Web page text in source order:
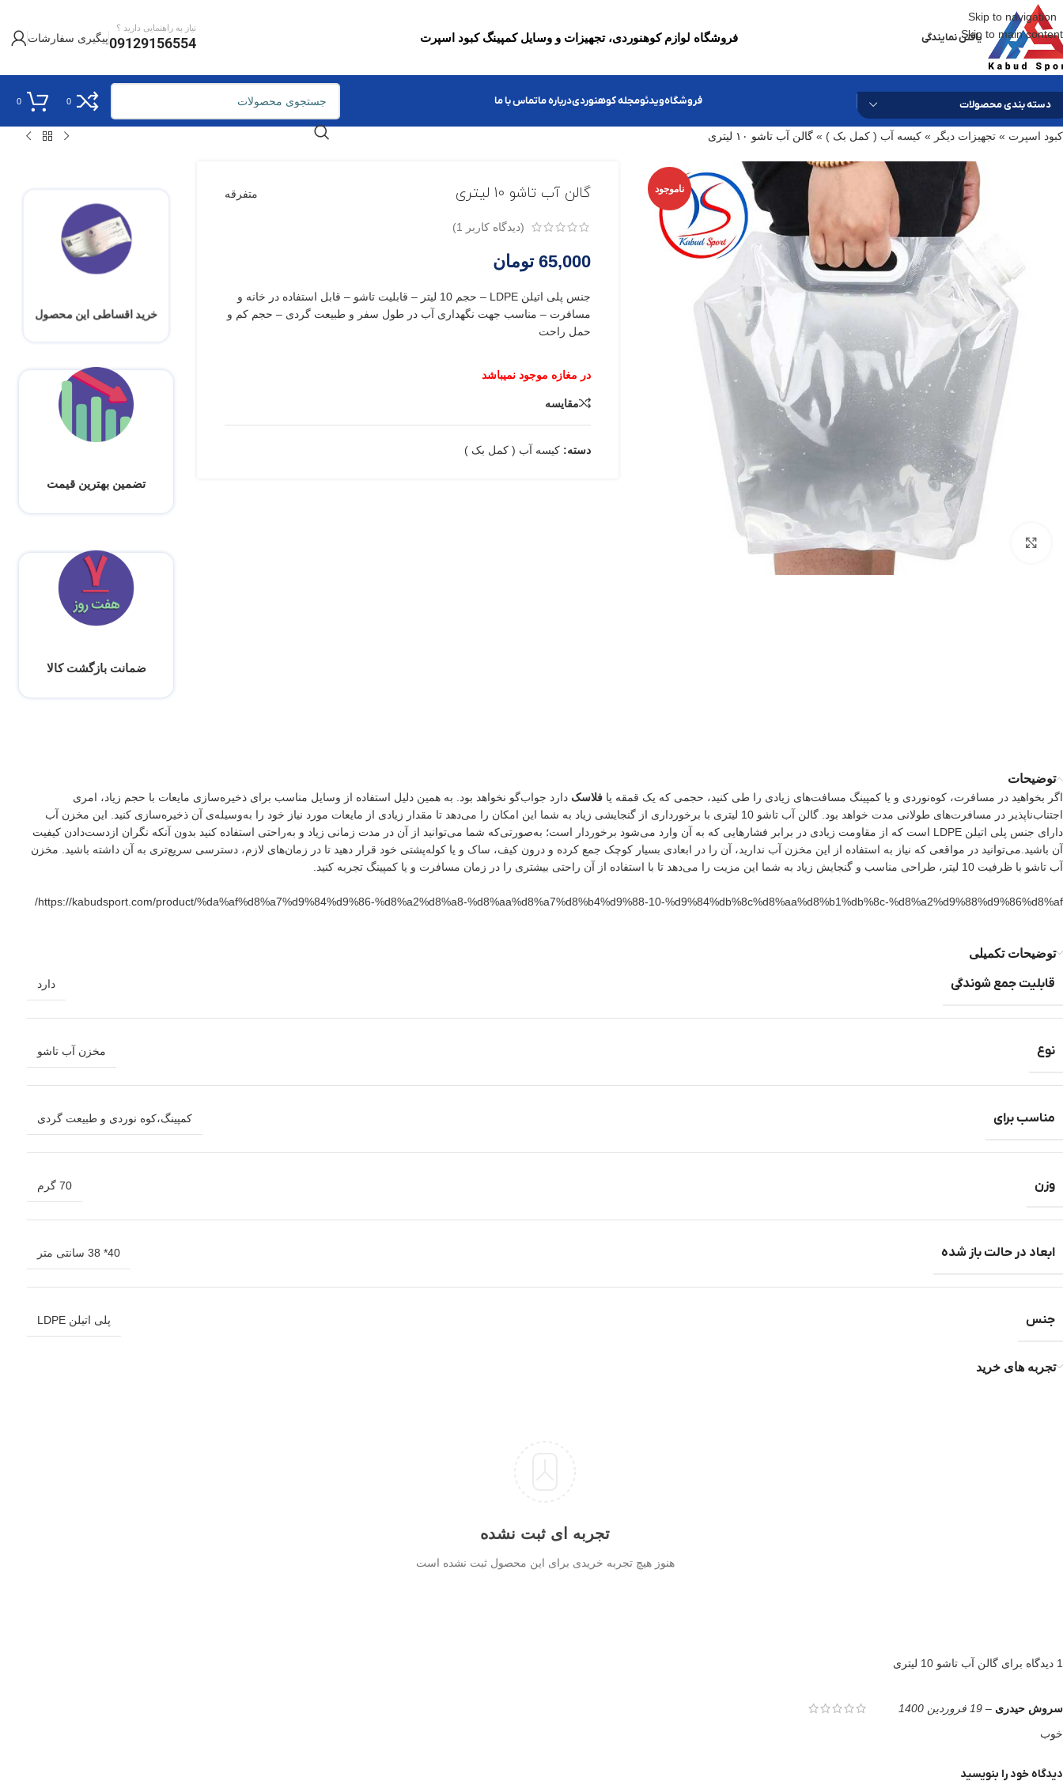
Skip to navigation
Skip to main contentیافتن نمایندگی فروشگاه لوازم کوهنوردی، تجهیزات و وسایل کمپینگ کبود اسپرت
نیاز به راهنمایی دارید ؟
09129156554پیگیری سفارشات
دسته بندی محصولات فروشگاهویدئومجله کوهنوردیدرباره ماتماس با ما 0
0
کبود اسپرت » تجهیزات دیگر » کیسه آب ( کمل بک ) » گالن آب تاشو ۱۰ لیتری
ناموجود
بزرگنمایی تصویر
متفرقه گالن آب تاشو 10 لیتری
(دیدگاه کاربر 1
)
65,000 تومان
جنس پلی اتیلن LDPE – حجم 10 لیتر – قابلیت تاشو – قابل استفاده در خانه و
مسافرت – مناسب جهت نگهداری آب در طول سفر و طبیعت گردی – حجم کم و
حمل راحت
مقایسه
دسته: کیسه آب ( کمل بک )
خرید اقساطی این محصول
تضمین بهترین قیمت
ضمانت بازگشت کالا
توضیحات
اگر بخواهید در مسافرت، کوه‌نوردی و یا کمپینگ مسافت‌های زیادی را طی کنید، حجمی که یک قمقه یا فلاسک دارد جواب‌گو نخواهد بود. به همین دلیل استفاده از وسایل مناسب برای ذخیره‌سازی مایعات با حجم زیاد، امری
اجتناب‌نا‌پذیر در مسافرت‌های طولانی مدت خواهد بود. گالن آب تاشو 10 لیتری با برخورداری از گنجایشی زیاد به شما این امکان را می‌دهد تا مقدار زیادی از مایعات مورد نیاز خود را به‌وسیله‌ی آن ذخیره‌سازی کنید. این مخزن آب
دارای جنس پلی اتیلن LDPE است که از مقاومت زیادی در برابر فشارهایی که به آن وارد می‌شود برخوردار است؛ به‌صورتی‌که شما می‌توانید از آن در مدت زمانی زیاد و به‌راحتی استفاده کنید بدون آنکه نگران ازدست‌دادن کیفیت
آن باشید.می‌توانید در مواقعی که نیاز به استفاده از این مخزن آب ندارید، آن را در ابعادی بسیار کوچک جمع کرده و درون کیف، ساک و یا کوله‌پشتی خود قرار دهید تا در زمان‌های لازم، دسترسی سریع‌تری به آن‌ داشته باشید. مخزن
آب تاشو با ظرفیت 10 لیتر، طراحی مناسب و گنجایش زیاد به شما این مزیت را می‌دهد تا با استفاده از آن راحتی بیشتری را در زمان مسافرت و یا کمپینگ تجربه کنید.
https://kabudsport.com/product/%da%af%d8%a7%d9%84%d9%86-%d8%a2%d8%a8-%d8%aa%d8%a7%d8%b4%d9%88-10-%d9%84%db%8c%d8%aa%d8%b1%db%8c-%d8%a2%d9%88%d9%86%d8%af/
توضیحات تکمیلی
قابلیت جمع شوندگی دارد
نوع مخزن آب تاشو
مناسب برای کمپینگ،کوه نوردی و طبیعت گردی
وزن 70 گرم
ابعاد در حالت باز شده 40* 38 سانتی متر
جنس پلی اتیلن LDPE
تجربه های خرید
تجربه ای ثبت نشده
هنوز هیچ تجربه خریدی برای این محصول ثبت نشده است
1 دیدگاه برای گالن آب تاشو 10 لیتری
سروش حیدری – 19 فروردین 1400
خوب
دیدگاه خود را بنویسید